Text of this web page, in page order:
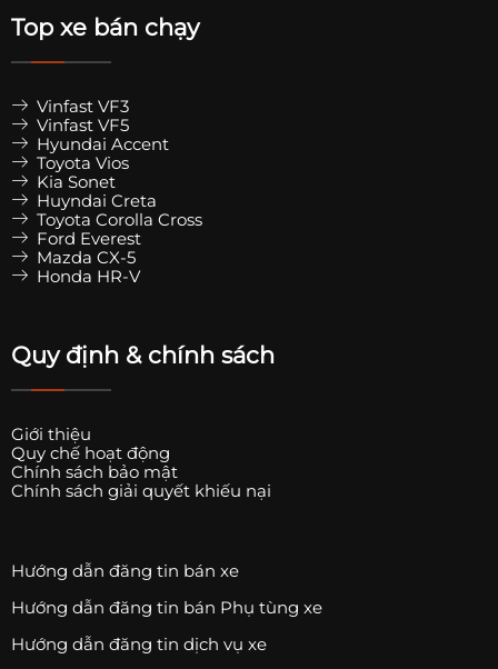
Top xe bán chạy
Vinfast VF3
Vinfast VF5
Hyundai Accent
Toyota Vios
Kia Sonet
Huyndai Creta
Toyota Corolla Cross
Ford Everest
Mazda CX-5
Honda HR-V
Quy định & chính sách
Giới thiệu
Quy chế hoạt động
Chính sách bảo mật
Chính sách giải quyết khiếu nại
Hướng dẫn đăng tin bán xe
Hướng dẫn đăng tin bán Phụ tùng xe
Hướng dẫn đăng tin dịch vụ xe